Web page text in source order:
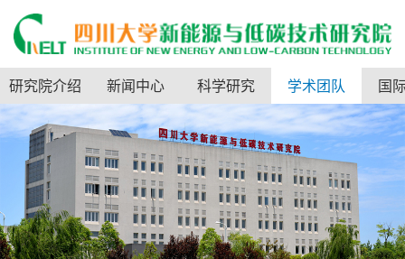
研究院介绍 新闻中心 科学研究 学术团队 国